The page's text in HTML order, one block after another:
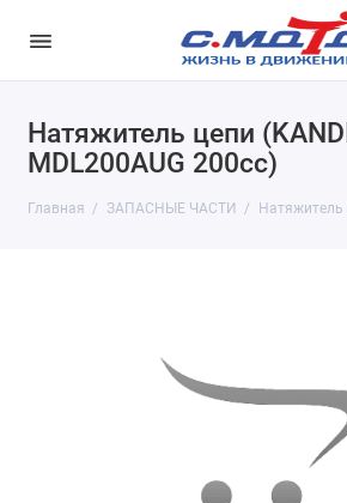
Натяжитель цепи
MDL200AUG 200cc)
Главная ЗАПАСНЫЕ ЧАСТИ Натяжитель